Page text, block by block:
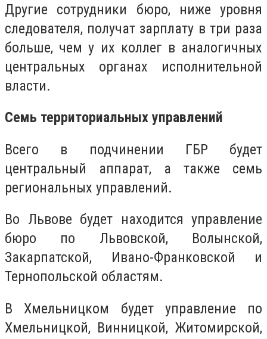
Другие сотрудники бюро, ниже уровня
следователя, получат зарплату в три раза
больше, чем у их коллег в аналогичных
центральных органах исполнительной
власти.
Семь территориальных управлений
Всего в подчинении ГБР будет
центральный аппарат, а также семь
региональных управлений.
Во Львове будет находится управление
бюро по Львовской, Волынской,
Закарпатской, Ивано-Франковской и
Тернопольской областям.
В Хмельницком будет управление по
Хмельницкой, Винницкой, Житомирской,